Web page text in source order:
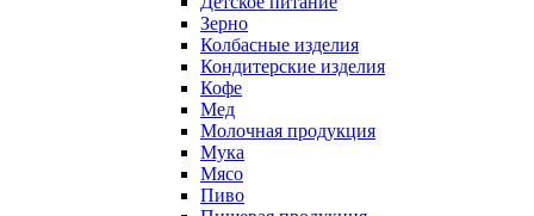
Зерно
Колбасные изделия
Кондитерские изделия
Кофе
Мед
Молочная продукция
Мука
Мясо
Пиво